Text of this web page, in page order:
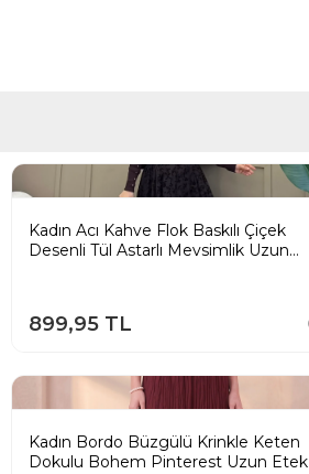
Kadın Acı Kahve Flok Baskılı Çiçek
Desenli Tül Astarlı Mevsimlik Uzun
899,95 TL
Kadın Bordo Büzgülü Krinkle Keten
Dokulu Bohem Pinterest Uzun Etek